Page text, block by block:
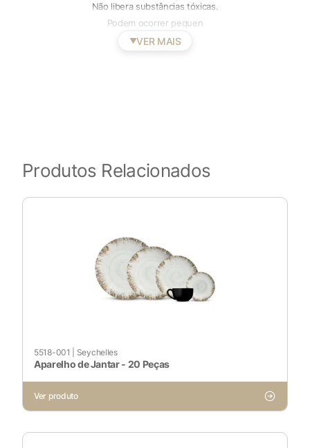
Não libera substâncias tóxicas.
Podem ocorrer pequen
▼VER MAIS
Produtos Relacionados
5518-001 Seychelles
Aparelho de Jantar - 20 Peças
Ver produto